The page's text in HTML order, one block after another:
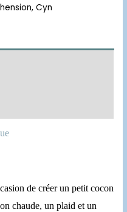
Cyn
de créer un petit cocon
chaude, un plaid et un